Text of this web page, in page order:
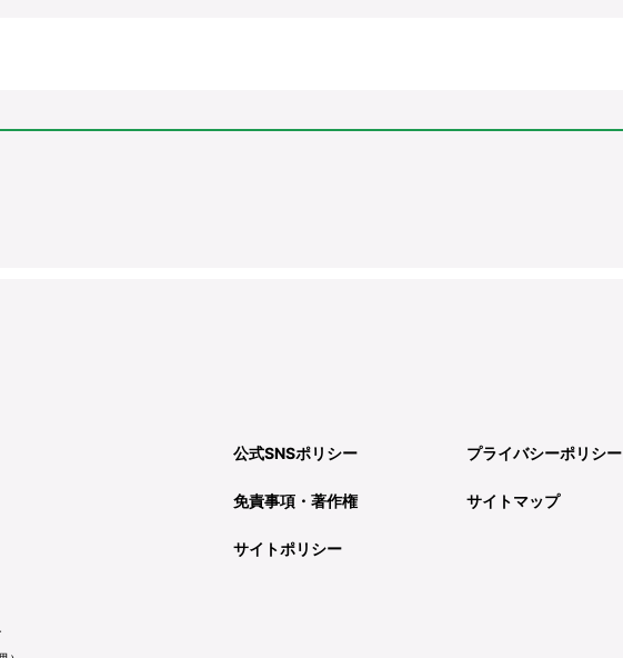
公式SNSポリシー プライバシーポリシー
免責事項・著作権 サイトマップ
サイトポリシー